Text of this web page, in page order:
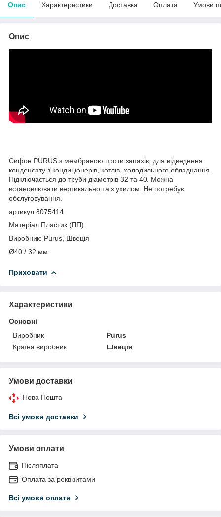
Опис Характеристики Доставка Оплата Умови
Опис
Сифон PURUS з мембраною проти запахів, для відведення
конденсату з кондиціонерів, котлів, холодильного обладнання.
Підключається до труби діаметрів 32 та 40. Можна
встановлювати вертикально та з ухилом. Не потребує
обслуговування.
артикул 8075414
Матеріал Пластик (ПП)
Виробник: Purus, Швеція
Ø40 / 32 мм.
Приховати
Характеристики
Основні
Виробник
Purus
Країна виробник
Швеція
Умови доставки
Нова Пошта
Всі умови доставки
Умови оплати
Післяплата
Оплата за реквізитами
Всі умови оплати